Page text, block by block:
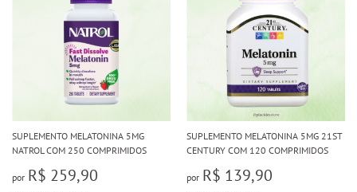
SUPLEMENTO MELATONINA 5MG
NATROL COM 250 COMPRIMIDOS
por R$ 259,90
SUPLEMENTO MELATONINA 5MG 21ST
CENTURY COM 120 COMPRIMIDOS
por R$ 139,90